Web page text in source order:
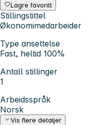
Lagre favoritt
Stillingstittel
Økonomimedarbeider
Type ansettelse
Fast, heltid 100%
Antall stillinger
1
Arbeidsspråk
Norsk
Vis flere detaljer